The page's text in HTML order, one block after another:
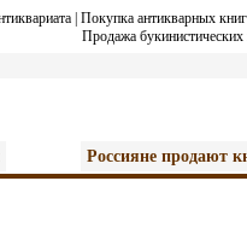
Покупка антикварных книг
Продажа букинистических
Россияне продают